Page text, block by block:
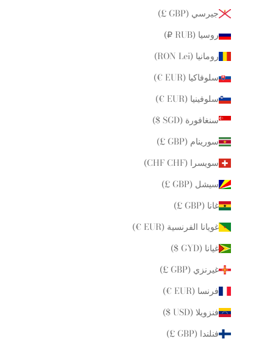
جيرسي (GBP £)
روسيا (RUB ₽)
رومانيا (RON Lei)
سلوفاكيا (EUR €)
سلوفينيا (EUR €)
سنغافورة (SGD $)
سورينام (GBP £)
سويسرا (CHF CHF)
سيشل (GBP £)
غانا (GBP £)
غويانا الفرنسية (EUR €)
غيانا (GYD $)
غيرنزي (GBP £)
فرنسا (EUR €)
فنزويلا (USD $)
فنلندا (GBP £)